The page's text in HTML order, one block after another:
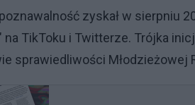
zyskał w sierpniu
na TikToku i Twitterze. Trójka
sprawiedliwości Młodzieżowej